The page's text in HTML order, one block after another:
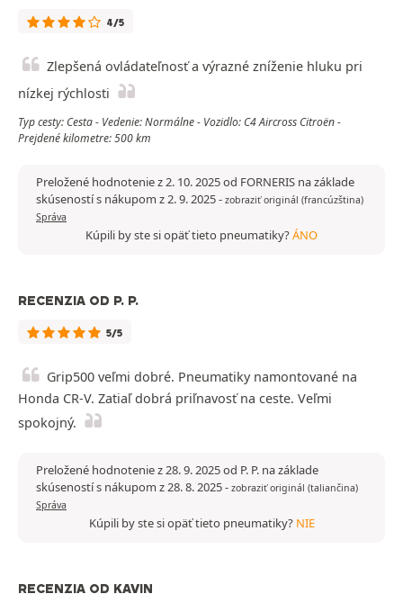
4/5
Zlepšená ovládateľnosť a výrazné zníženie hluku pri
nízkej rýchlosti
Typ cesty: Cesta - Vedenie: Normálne - Vozidlo: C4 Aircross Citroën -
Prejdené kilometre: 500 km
Preložené hodnotenie z 2. 10. 2025 od FORNERIS na základe
skúseností s nákupom z 2. 9. 2025- zobraziť originál (francúzština)
Správa
Kúpili by ste si opäť tieto pneumatiky?ÁNO
RECENZIA OD P. P.
5/5
Grip500 veľmi dobré. Pneumatiky namontované na
Honda CR-V. Zatiaľ dobrá priľnavosť na ceste. Veľmi
spokojný.
Preložené hodnotenie z 28. 9. 2025 od P. P. na základe
skúseností s nákupom z 28. 8. 2025- zobraziť originál (taliančina)
Správa
Kúpili by ste si opäť tieto pneumatiky? NIE
RECENZIA OD KAVIN